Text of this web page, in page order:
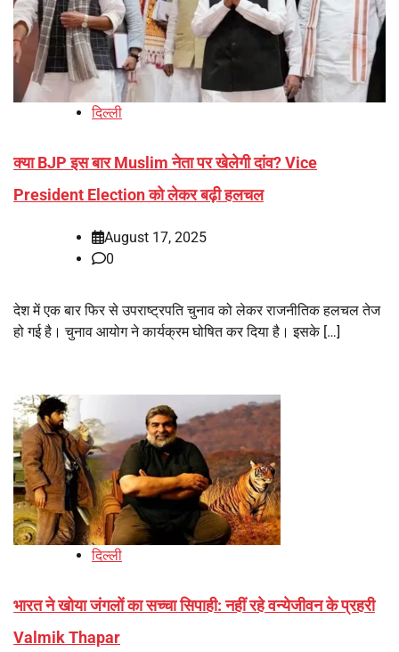
दिल्ली
क्या BJP इस बार Muslim नेता पर खेलेगी दांव? Vice
President Election को लेकर बढ़ी हलचल
August 17, 2025
0
देश में एक बार फिर से उपराष्ट्रपति चुनाव को लेकर राजनीतिक हलचल तेज
हो गई है। चुनाव आयोग ने कार्यक्रम घोषित कर दिया है। इसके […]
दिल्ली
भारत ने खोया जंगलों का सच्चा सिपाही: नहीं रहे वन्येजीवन के प्रहरी
Valmik Thapar